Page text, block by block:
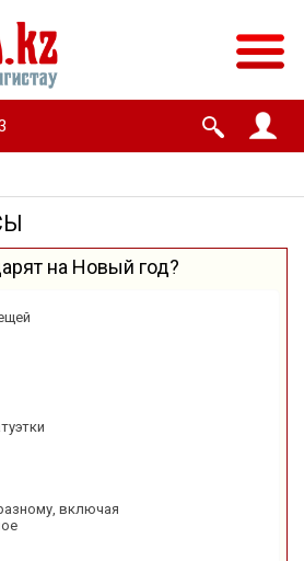
на Новый год?
включая